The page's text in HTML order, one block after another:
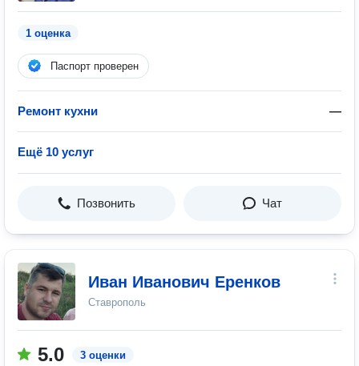
1 оценка
Паспорт проверен
Ремонт кухни —
Ещё 10 услуг
Позвонить Чат
Иван Иванович Еренков
Ставрополь
5.0 3 оценки